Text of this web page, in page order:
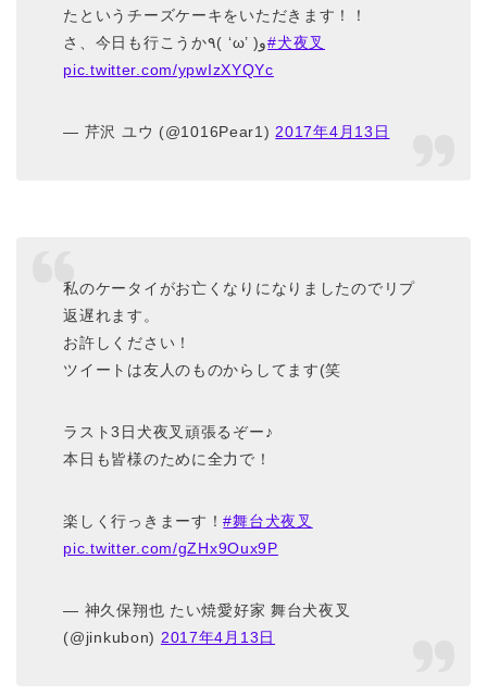
たというチーズケーキをいただきます！！
さ、今日も行こうか٩( ‘ω’ )و#犬夜叉
pic.twitter.com/ypwIzXYQYc
— 芹沢 ユウ (@1016Pear1) 2017年4月13日
私のケータイがお亡くなりになりましたのでリプ
返遅れます。
お許しください！
ツイートは友人のものからしてます(笑
ラスト3日犬夜叉頑張るぞー♪
本日も皆様のために全力で！
楽しく行っきまーす！#舞台犬夜叉
pic.twitter.com/gZHx9Oux9P
— 神久保翔也 たい焼愛好家 舞台犬夜叉
(@jinkubon) 2017年4月13日